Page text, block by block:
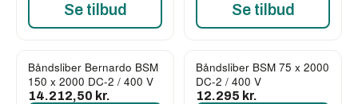
Se tilbud Se tilbud
Båndsliber Bernardo BSM
150 x 2000 DC-2 / 400 V
14.212,50 kr.
Båndsliber BSM 75 x 2000
DC-2 / 400 V
12.295 kr.